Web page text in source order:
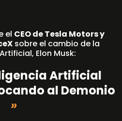
el CEO de Tesla Motors y
sobre el cambio de la
Elon Musk:
Artificial
al Demonio
»